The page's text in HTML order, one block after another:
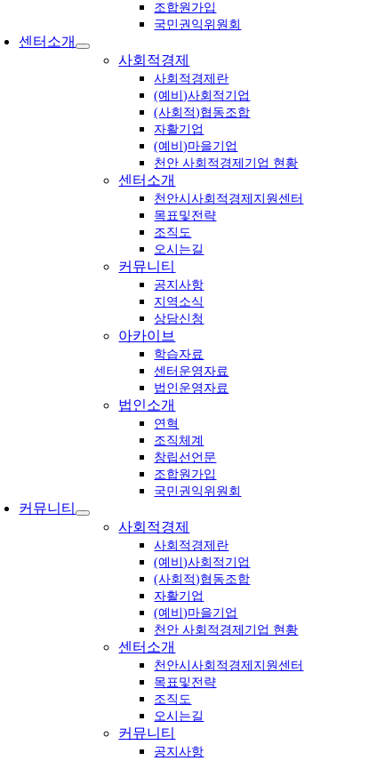
조합원가입
국민권익위원회
센터소개
사회적경제
사회적경제란
(예비)사회적기업
(사회적)협동조합
자활기업
(예비)마을기업
천안 사회적경제기업 현황
센터소개
천안시사회적경제지원센터
목표및전략
조직도
오시는길
커뮤니티
공지사항
지역소식
상담신청
아카이브
학습자료
센터운영자료
법인운영자료
법인소개
연혁
조직체계
창립선언문
조합원가입
국민권익위원회
커뮤니티
사회적경제
사회적경제란
(예비)사회적기업
(사회적)협동조합
자활기업
(예비)마을기업
천안 사회적경제기업 현황
센터소개
천안시사회적경제지원센터
목표및전략
조직도
오시는길
커뮤니티
공지사항